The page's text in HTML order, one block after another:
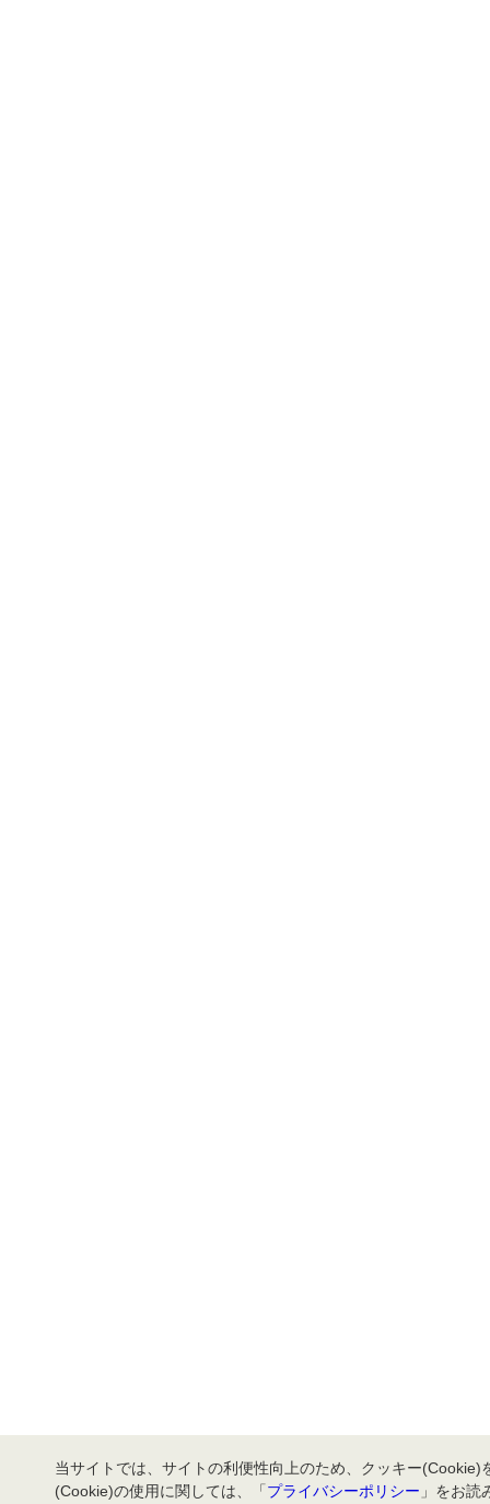
当サイトでは、サイトの利便性向上のため、クッキー
(Cookie)の使用に関しては、「プライバシーポリシー 」をお読